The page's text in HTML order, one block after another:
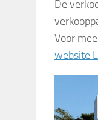
De
Voor
website